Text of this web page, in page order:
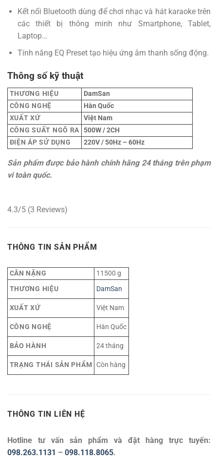
Kết nối Bluetooth dùng để chơi nhạc và hát karaoke trên
các thiết bị thông minh như Smartphone, Tablet,
Laptop…
Tính năng EQ Preset tạo hiệu ứng âm thanh sống động.
Thông số kỹ thuật
THƯƠNG HIỆU
DamSan
CÔNG NGHỆ
Hàn Quốc
XUẤT XỨ
Việt Nam
CÔNG SUẤT NGÕ RA 500W / 2CH
ĐIỆN ÁP SỬ DỤNG
220V / 50Hz – 60Hz
Sản phẩm được bảo hành chính hãng 24 tháng trên phạm
vi toàn quốc.
4.3/5 (3 Reviews)
THÔNG TIN SẢN PHẨM
CÂN NẶNG
11500 g
THƯƠNG HIỆU
DamSan
XUẤT XỨ Việt Nam
CÔNG NGHỆ Hàn Quốc
BẢO HÀNH 24 tháng
TRẠNG THÁI SẢN PHẨM Còn hàng
THÔNG TIN LIÊN HỆ
Hotline tư vấn sản phẩm và đặt hàng trực tuyến:
098.263.1131 – 098.118.8065.